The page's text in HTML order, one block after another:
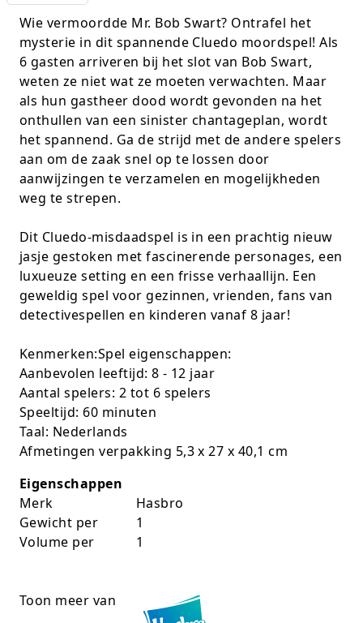
Wie vermoordde Mr. Bob Swart? Ontrafel het
mysterie in dit spannende Cluedo moordspel! Als
6 gasten arriveren bij het slot van Bob Swart,
weten ze niet wat ze moeten verwachten. Maar
als hun gastheer dood wordt gevonden na het
onthullen van een sinister chantageplan, wordt
het spannend. Ga de strijd met de andere spelers
aan om de zaak snel op te lossen door
aanwijzingen te verzamelen en mogelijkheden
weg te strepen.
Dit Cluedo-misdaadspel is in een prachtig nieuw
jasje gestoken met fascinerende personages, een
luxueuze setting en een frisse verhaallijn. Een
geweldig spel voor gezinnen, vrienden, fans van
detectivespellen en kinderen vanaf 8 jaar!
Kenmerken:Spel eigenschappen:
Aanbevolen leeftijd: 8 - 12 jaar
Aantal spelers: 2 tot 6 spelers
Speeltijd: 60 minuten
Taal: Nederlands
Afmetingen verpakking 5,3 x 27 x 40,1 cm
Eigenschappen
Merk
Hasbro
Gewicht per
1
Volume per
1
Toon meer van
K-pop Star
Little Dutch
Lumpin
Magnetic Construction Sets
Muziek
Opruiming
Peppa Pig
Pluche
Poppen
Roleplay
Rugtassen
Skippy's
Slime & Putty
Slow rise
Sluban
Spaarpotten
Perforators
Plakband
Post-It
Puntenslijpers
Rainbow
Rekenmachines
Scharen en messen
Schrijfwaren
Stempels en toebeh.
Tesa power